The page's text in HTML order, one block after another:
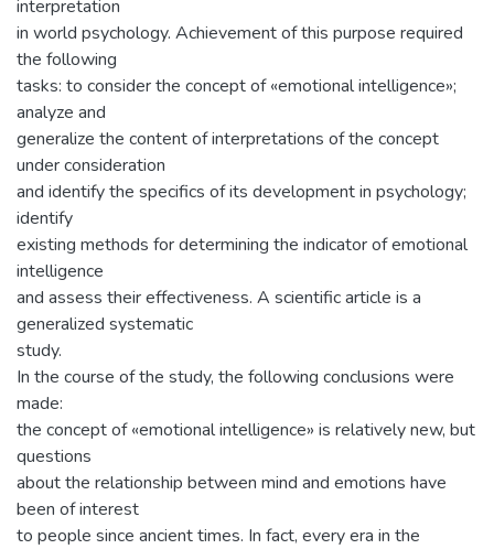
interpretation
in world psychology. Achievement of this purpose required
the following
tasks: to consider the concept of «emotional intelligence»;
analyze and
generalize the content of interpretations of the concept
under consideration
and identify the specifics of its development in psychology;
identify
existing methods for determining the indicator of emotional
intelligence
and assess their effectiveness. A scientific article is a
generalized systematic
study.
In the course of the study, the following conclusions were
made:
the concept of «emotional intelligence» is relatively new, but
questions
about the relationship between mind and emotions have
been of interest
to people since ancient times. In fact, every era in the